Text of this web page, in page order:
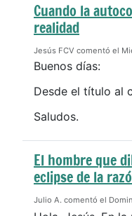
Cuando la
realidad
Jesús FCV comentó el
Buenos días:
Desde el título al
Saludos.
El hombre que
eclipse de la
Julio A. comentó el